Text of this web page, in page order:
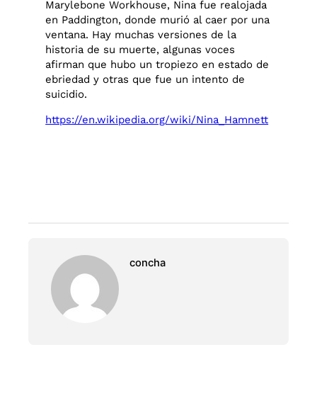
Marylebone Workhouse, Nina fue realojada
en Paddington, donde murió al caer por una
ventana. Hay muchas versiones de la
historia de su muerte, algunas voces
afirman que hubo un tropiezo en estado de
ebriedad y otras que fue un intento de
suicidio.
https://en.wikipedia.org/wiki/Nina_Hamnett
concha